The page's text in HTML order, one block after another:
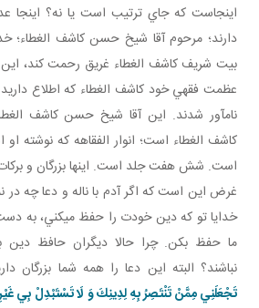
اينجاست که جاي ترتيب است يا نه؟ اينجا
دارند؛ مرحوم آقا شيخ حسن کاشف الغطاء؛
بيت شريف کاشف الغطاء غريق رحمت کند،
عظمت فقهي خود کاشف الغطاء که اطلاع
نام آور شدند. اين آقا شيخ حسن کاشف
کاشف الغطاء است؛ انوار الفقاهه که
است. شش هفت جلد است. اينها بزرگان و
غرض اين است که اگر آدم با ناله و دعا چه در
خدايا تو که دين خودت را حفظ مي کني، به
ما حفظ بکن. چرا حالا ديگران حافظ دين
نباشند؟ البته اين دعا را همه شما بزرگان
تَجْعَلَنِي مِمَّنْ تَنْتَصِرُ بِهِ لِدِينِكَ وَ لَا تَسْتَبْدِلْ بِي